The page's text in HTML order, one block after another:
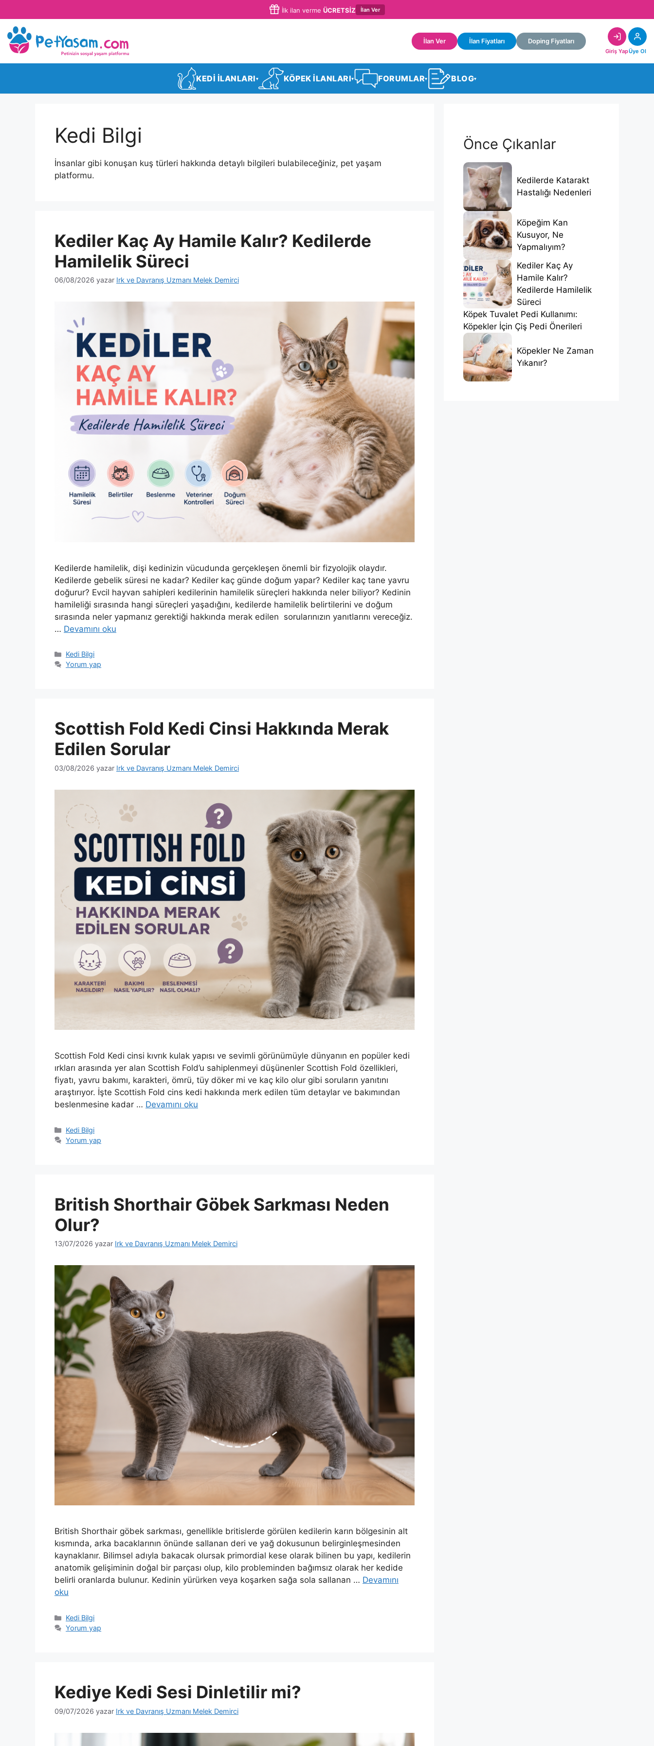
İlk ilan verme ÜCRETSİZ İlan Ver
İlan Ver İlan Fiyatları Doping Fiyatları
Giriş YapÜye Ol
KEDİ İLANLARI▾ KÖPEK İLANLARI▾ FORUMLAR▾ BLOG▾
Kedi Bilgi
İnsanlar gibi konuşan kuş türleri hakkında detaylı bilgileri bulabileceğiniz, pet yaşam
platformu.
Kediler Kaç Ay Hamile Kalır? Kedilerde
Hamilelik Süreci
06/08/2026 yazar Irk ve Davranış Uzmanı Melek Demirci
Kedilerde hamilelik, dişi kedinizin vücudunda gerçekleşen önemli bir fizyolojik olaydır.
Kedilerde gebelik süresi ne kadar? Kediler kaç günde doğum yapar? Kediler kaç tane yavru
doğurur? Evcil hayvan sahipleri kedilerinin hamilelik süreçleri hakkında neler biliyor? Kedinin
hamileliği sırasında hangi süreçleri yaşadığını, kedilerde hamilelik belirtilerini ve doğum
sırasında neler yapmanız gerektiği hakkında merak edilen sorularınızın yanıtlarını vereceğiz.
… Devamını oku
Kategoriler
Kedi Bilgi
Yorum yap
Scottish Fold Kedi Cinsi Hakkında Merak
Edilen Sorular
03/08/2026 yazar Irk ve Davranış Uzmanı Melek Demirci
Scottish Fold Kedi cinsi kıvrık kulak yapısı ve sevimli görünümüyle dünyanın en popüler kedi
ırkları arasında yer alan Scottish Fold’u sahiplenmeyi düşünenler Scottish Fold özellikleri,
fiyatı, yavru bakımı, karakteri, ömrü, tüy döker mi ve kaç kilo olur gibi soruların yanıtını
araştırıyor. İşte Scottish Fold cins kedi hakkında merk edilen tüm detaylar ve bakımından
beslenmesine kadar … Devamını oku
Kategoriler
Kedi Bilgi
Yorum yap
British Shorthair Göbek Sarkması Neden
Olur?
13/07/2026 yazar Irk ve Davranış Uzmanı Melek Demirci
British Shorthair göbek sarkması, genellikle britislerde görülen kedilerin karın bölgesinin alt
kısmında, arka bacaklarının önünde sallanan deri ve yağ dokusunun belirginleşmesinden
kaynaklanır. Bilimsel adıyla bakacak olursak primordial kese olarak bilinen bu yapı, kedilerin
anatomik gelişiminin doğal bir parçası olup, kilo probleminden bağımsız olarak her kedide
belirli oranlarda bulunur. Kedinin yürürken veya koşarken sağa sola sallanan … Devamını
oku
Kategoriler
Kedi Bilgi
Yorum yap
Kediye Kedi Sesi Dinletilir mi?
09/07/2026 yazar Irk ve Davranış Uzmanı Melek Demirci
Önce Çıkanlar
Kedilerde Katarakt
Hastalığı Nedenleri
Köpeğim Kan
Kusuyor, Ne
Yapmalıyım?
Kediler Kaç Ay
Hamile Kalır?
Kedilerde Hamilelik
Süreci
Köpek Tuvalet Pedi Kullanımı:
Köpekler İçin Çiş Pedi Önerileri
Köpekler Ne Zaman
Yıkanır?